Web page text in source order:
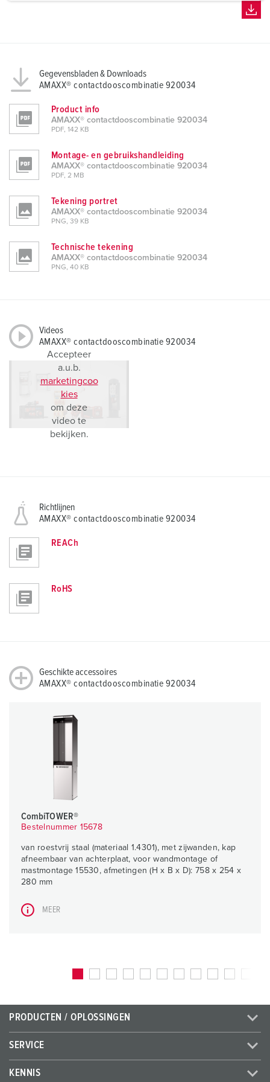
Gegevensbladen & Downloads
AMAXX® contactdooscombinatie 920034
Product info
AMAXX® contactdooscombinatie 920034
PDF, 142 KB
Montage- en gebruikshandleiding
AMAXX® contactdooscombinatie 920034
PDF, 2 MB
Tekening portret
AMAXX® contactdooscombinatie 920034
PNG, 39 KB
Technische tekening
AMAXX® contactdooscombinatie 920034
PNG, 40 KB
Videos
AMAXX® contactdooscombinatie 920034
Accepteer
a.u.b.
marketingcoo
kies
om deze
video te
bekijken.
Richtlijnen
AMAXX® contactdooscombinatie 920034
REACh
RoHS
Geschikte accessoires
AMAXX® contactdooscombinatie 920034
CombiTOWER®
Bestelnummer 15678
van roestvrij staal (materiaal 1.4301), met zijwanden, kap
afneembaar van achterplaat, voor wandmontage of
mastmontage 15530, afmetingen (H x B x D): 758 x 254 x
280 mm
MEER
PRODUCTEN / OPLOSSINGEN
SERVICE
KENNIS